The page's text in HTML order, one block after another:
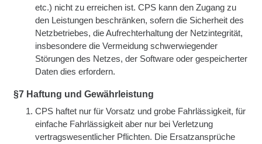
etc.) nicht zu erreichen ist. CPS kann den Zugang zu
den Leistungen beschränken, sofern die Sicherheit des
Netzbetriebes, die Aufrechterhaltung der Netzintegrität,
insbesondere die Vermeidung schwerwiegender
Störungen des Netzes, der Software oder gespeicherter
Daten dies erfordern.
§7 Haftung und Gewährleistung
CPS haftet nur für Vorsatz und grobe Fahrlässigkeit, für
einfache Fahrlässigkeit aber nur bei Verletzung
vertragswesentlicher Pflichten. Die Ersatzansprüche